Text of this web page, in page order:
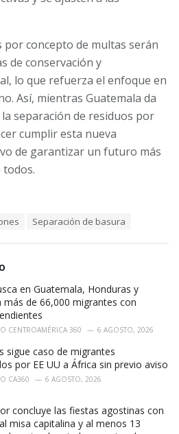
por concepto de multas serán
de conservación y
lo que refuerza el enfoque en
Así, mientras Guatemala da
separación de residuos por
cumplir esta nueva
de garantizar un futuro más
Separación de basura
en Guatemala, Honduras y
más de 66,000 migrantes con
CENTROAMÉRICA 360 6 AGOSTO, 2026
sigue caso de migrantes
por EE UU a África sin previo aviso
CA360 6 AGOSTO, 2026
concluye las fiestas agostinas con
misa capitalina y al menos 13